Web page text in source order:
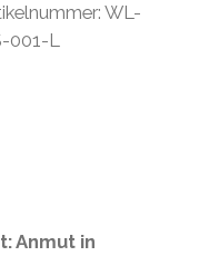
WL-
001-L
Anmut in